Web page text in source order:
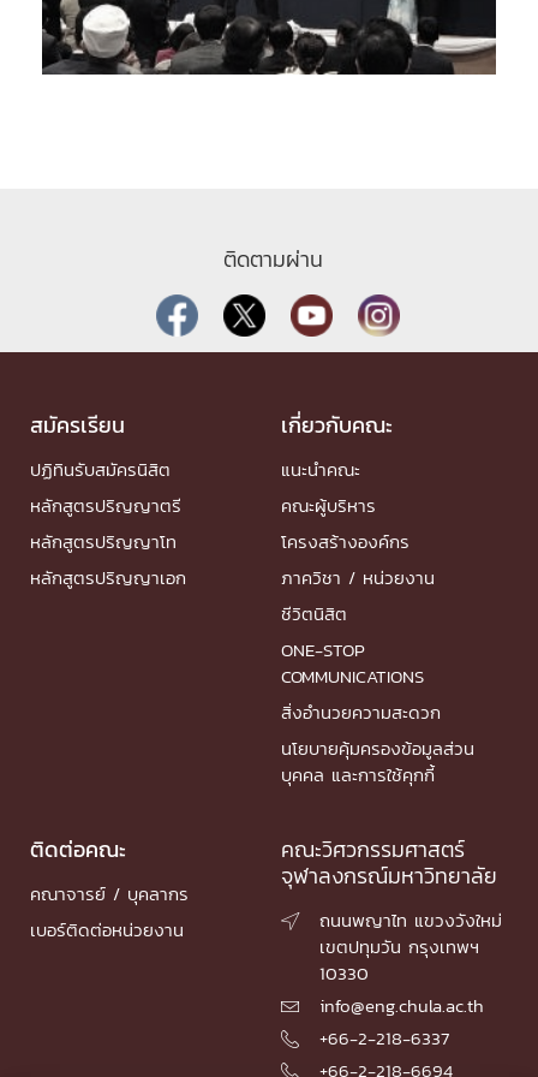
ติดตามผ่าน
สมัครเรียน
ปฏิทินรับสมัครนิสิต
หลักสูตรปริญญาตรี
หลักสูตรปริญญาโท
หลักสูตรปริญญาเอก
เกี่ยวกับคณะ
แนะนำคณะ
คณะผู้บริหาร
โครงสร้างองค์กร
ภาควิชา / หน่วยงาน
ชีวิตนิสิต
ONE-STOP
COMMUNICATIONS
สิ่งอำนวยความสะดวก
นโยบายคุ้มครองข้อมูลส่วน
บุคคล และการใช้คุกกี้
ติดต่อคณะ
คณาจารย์ / บุคลากร
เบอร์ติดต่อหน่วยงาน
คณะวิศวกรรมศาสตร์
จุฬาลงกรณ์มหาวิทยาลัย

ถนนพญาไท แขวงวังใหม่
เขตปทุมวัน กรุงเทพฯ
10330
 info@eng.chula.ac.th
 +66-2-218-6337
 +66-2-218-6694